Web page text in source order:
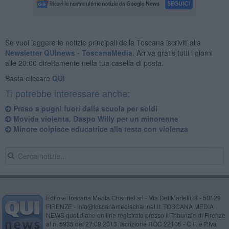
Se vuoi leggere le notizie principali della Toscana iscriviti alla
Newsletter QUInews - ToscanaMedia. Arriva gratis tutti i giorni
alle 20:00 direttamente nella tua casella di posta.
Basta cliccare QUI
Ti potrebbe interessare anche:
Preso a pugni fuori dalla scuola per soldi
Movida violenta, Daspo Willy per un minorenne
Minore colpisce educatrice alla testa con violenza
Editore Toscana Media Channel srl - Via Dei Martelli, 8 - 50129
FIRENZE - info@toscanamediachannel.it. TOSCANA MEDIA
NEWS quotidiano on line registrato presso il Tribunale di Firenze
al n. 5935 del 27.09.2013. Iscrizione ROC 22105 - C.F. e P.Iva